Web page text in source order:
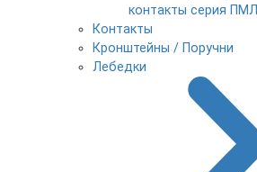
контакты серия ПМЛ
Контакты
Кронштейны / Поручни
Лебедки